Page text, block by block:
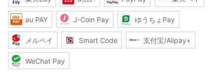
au PAY J-Coin Pay ゆうちょPay
メルペイ Smart Code 支付宝/Alipay+
WeChat Pay